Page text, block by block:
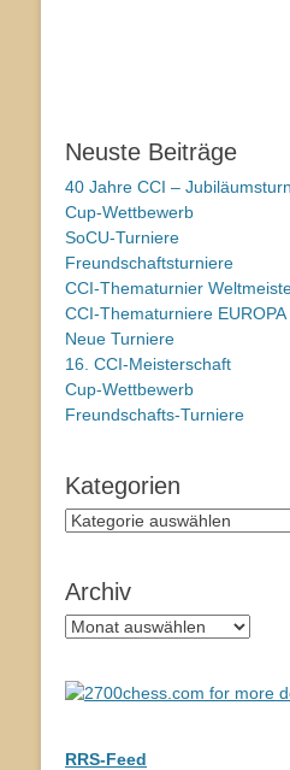
Neuste Beiträge
40 Jahre CCI –
Cup-Wettbewerb
SoCU-Turniere
Freundschaftsturniere
CCI-Thematurnier
CCI-Thematurniere EUROPA
Neue Turniere
16. CCI-Meisterschaft
Cup-Wettbewerb
Freundschafts-Turniere
Kategorien
Kategorien
Archiv
Archiv
RRS-Feed